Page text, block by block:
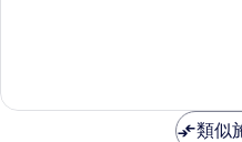
真ー〉
も
類似